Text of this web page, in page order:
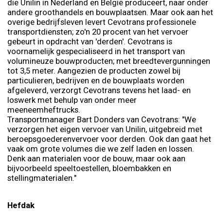
die Unilin in Nederland en België produceert, naar onder
andere groothandels en bouwplaatsen. Maar ook aan het
overige bedrijfsleven levert Cevotrans professionele
transportdiensten; zo'n 20 procent van het vervoer
gebeurt in opdracht van 'derden'. Cevotrans is
voornamelijk gespecialiseerd in het transport van
volumineuze bouwproducten; met breedtevergunningen
tot 3,5 meter. Aangezien de producten zowel bij
particulieren, bedrijven en de bouwplaats worden
afgeleverd, verzorgt Cevotrans tevens het laad- en
loswerk met behulp van onder meer
meeneemheftrucks.
Transportmanager Bart Donders van Cevotrans: "We
verzorgen het eigen vervoer van Unilin, uitgebreid met
beroepsgoederenvervoer voor derden. Ook dan gaat het
vaak om grote volumes die we zelf laden en lossen.
Denk aan materialen voor de bouw, maar ook aan
bijvoorbeeld speeltoestellen, bloembakken en
stellingmaterialen."
Hefdak